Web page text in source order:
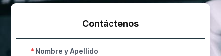
Contáctenos